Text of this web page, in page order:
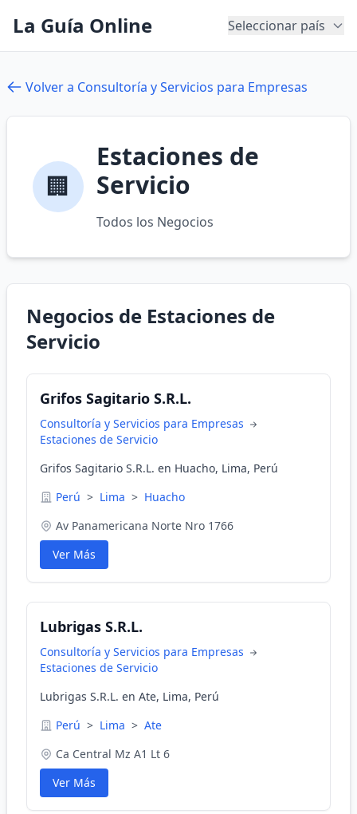
La Guía Online Seleccionar país
Volver a Consultoría y Servicios para Empresas
🏢
Estaciones de
Servicio
Todos los Negocios
Negocios de Estaciones de
Servicio
Grifos Sagitario S.R.L.
Consultoría y Servicios para Empresas
Estaciones de Servicio
Grifos Sagitario S.R.L. en Huacho, Lima, Perú
Perú > Lima > Huacho
Av Panamericana Norte Nro 1766
Ver Más
Lubrigas S.R.L.
Consultoría y Servicios para Empresas
Estaciones de Servicio
Lubrigas S.R.L. en Ate, Lima, Perú
Perú > Lima > Ate
Ca Central Mz A1 Lt 6
Ver Más